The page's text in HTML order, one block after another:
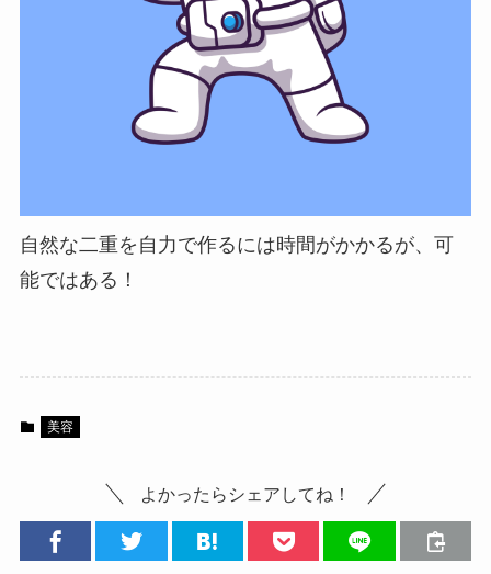
自然な二重を自力で作るには時間がかかるが、可
能ではある！
美容
よかったらシェアしてね！